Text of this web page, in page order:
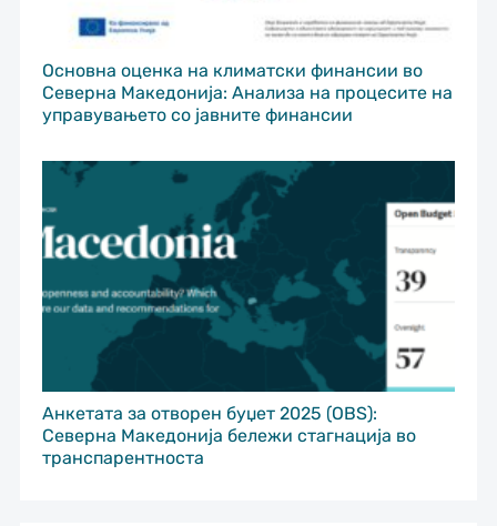
Основна оценка на климатски финансии во
Северна Македонија: Анализа на процесите на
управувањето со јавните финансии
Анкетата за отворен буџет 2025 (OBS):
Северна Македонија бележи стагнација во
транспарентноста